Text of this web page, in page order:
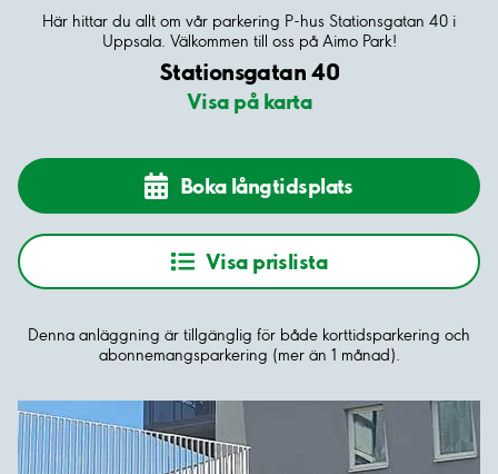
Här hittar du allt om vår parkering P-hus Stationsgatan 40 i
Uppsala. Välkommen till oss på Aimo Park!
Stationsgatan 40
Visa på karta
Boka långtidsplats
Visa prislista
Denna anläggning är tillgänglig för både korttidsparkering och
abonnemangsparkering (mer än 1 månad).